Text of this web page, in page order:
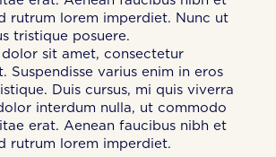
rutrum lorem imperdiet. Nunc ut
tristique posuere.
dolor sit amet, consectetur
Suspendisse varius enim in eros
Duis cursus, mi quis viverra
interdum nulla, ut commodo
erat. Aenean faucibus nibh et
rutrum lorem imperdiet.